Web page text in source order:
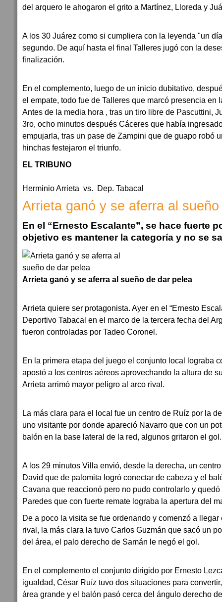
del arquero le ahogaron el grito a Martínez, Lloreda y
A los 30 Juárez como si cumpliera con la leyenda "un
segundo. De aquí hasta el final Talleres jugó con la
finalización.
En el complemento, luego de un inicio dubitativo,
el empate, todo fue de Talleres que marcó presencia en
Antes de la media hora , tras un tiro libre de Pascuttini,
3ro, ocho minutos después Cáceres que había
empujarla, tras un pase de Zampini que de guapo robó
hinchas festejaron el triunfo.
EL TRIBUNO
Herminio Arrieta vs. Dep. Tabacal
Arrieta ganó y se aferra al
En el “Ernesto Escalante”, se hace fuerte
objetivo es mantener la categoría y no se
Arrieta ganó y se aferra al sueño de dar pelea
Arrieta quiere ser protagonista. Ayer en el “Ernesto
Deportivo Tabacal en el marco de la tercera fecha del
fueron controladas por Tadeo Coronel.
En la primera etapa del juego el conjunto local lograba
apostó a los centros aéreos aprovechando la altura de
Arrieta arrimó mayor peligro al arco rival.
La más clara para el local fue un centro de Ruíz por la
uno visitante por donde apareció Navarro que con un
balón en la base lateral de la red, algunos gritaron el gol.
A los 29 minutos Villa envió, desde la derecha, un
David que de palomita logró conectar de cabeza y el
Cavana que reaccionó pero no pudo controlarlo y
Paredes que con fuerte remate lograba la apertura del
De a poco la visita se fue ordenando y comenzó a
rival, la más clara la tuvo Carlos Guzmán que sacó un
del área, el palo derecho de Samán le negó el gol.
En el complemento el conjunto dirigido por Ernesto
igualdad, César Ruíz tuvo dos situaciones para
área grande y el balón pasó cerca del ángulo derecho